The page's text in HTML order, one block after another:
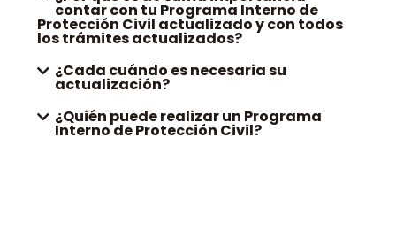
contar con tu Programa Interno de
Protección Civil actualizado y con todos
los trámites actualizados?
¿Cada cuándo es necesaria su
actualización?
¿Quién puede realizar un Programa
Interno de Protección Civil?